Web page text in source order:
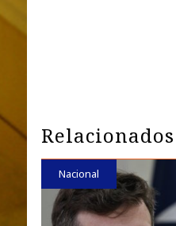
Relacionados
Nacional